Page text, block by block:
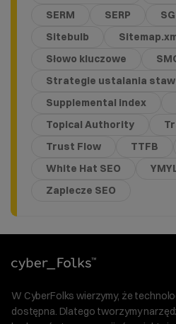
SERM
SERP
Sitebulb
Słowo kluczowe
Strategie ustalania
Supplemental index
Topical Authority
Trust Flow
TTFB
White Hat SEO
Zaplecze SEO
W CyberFolks wierzymy, że
dostępna. Dlatego tworzymy